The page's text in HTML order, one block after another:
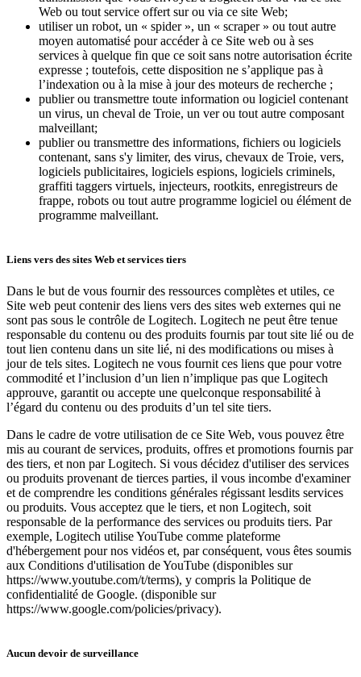
Web ou tout service offert sur ou via ce site Web;
utiliser un robot, un « spider », un « scraper » ou tout autre
moyen automatisé pour accéder à ce Site web ou à ses
services à quelque fin que ce soit sans notre autorisation écrite
expresse ; toutefois, cette disposition ne s’applique pas à
l’indexation ou à la mise à jour des moteurs de recherche ;
publier ou transmettre toute information ou logiciel contenant
un virus, un cheval de Troie, un ver ou tout autre composant
malveillant;
publier ou transmettre des informations, fichiers ou logiciels
contenant, sans s'y limiter, des virus, chevaux de Troie, vers,
logiciels publicitaires, logiciels espions, logiciels criminels,
graffiti taggers virtuels, injecteurs, rootkits, enregistreurs de
frappe, robots ou tout autre programme logiciel ou élément de
programme malveillant.
Liens vers des sites Web et services tiers
Dans le but de vous fournir des ressources complètes et utiles, ce
Site web peut contenir des liens vers des sites web externes qui ne
sont pas sous le contrôle de Logitech. Logitech ne peut être tenue
responsable du contenu ou des produits fournis par tout site lié ou de
tout lien contenu dans un site lié, ni des modifications ou mises à
jour de tels sites. Logitech ne vous fournit ces liens que pour votre
commodité et l’inclusion d’un lien n’implique pas que Logitech
approuve, garantit ou accepte une quelconque responsabilité à
l’égard du contenu ou des produits d’un tel site tiers.
Dans le cadre de votre utilisation de ce Site Web, vous pouvez être
mis au courant de services, produits, offres et promotions fournis par
des tiers, et non par Logitech. Si vous décidez d'utiliser des services
ou produits provenant de tierces parties, il vous incombe d'examiner
et de comprendre les conditions générales régissant lesdits services
ou produits. Vous acceptez que le tiers, et non Logitech, soit
responsable de la performance des services ou produits tiers. Par
exemple, Logitech utilise YouTube comme plateforme
d'hébergement pour nos vidéos et, par conséquent, vous êtes soumis
aux Conditions d'utilisation de YouTube (disponibles sur
https://www.youtube.com/t/terms), y compris la Politique de
confidentialité de Google. (disponible sur
https://www.google.com/policies/privacy).
Aucun devoir de surveillance